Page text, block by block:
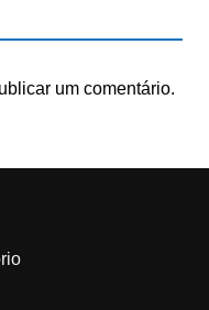
um comentário.